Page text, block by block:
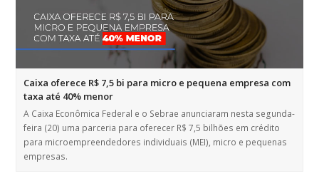
Caixa oferece R$ 7,5 bi para micro e pequena empresa com
taxa até 40% menor
A Caixa Econômica Federal e o Sebrae anunciaram nesta segunda-
feira (20) uma parceria para oferecer R$ 7,5 bilhões em crédito
para microempreendedores individuais (MEI), micro e pequenas
empresas.